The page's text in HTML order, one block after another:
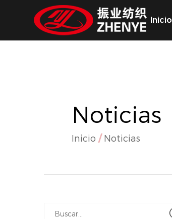
Inicio
Noticias
Inicio / Noticias